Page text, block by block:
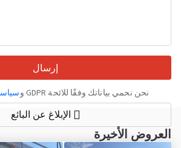
إرسال
نحن نحمي بياناتك وفقًا للائحة GDPR و
الإبلاغ عن البائع
العروض الأخيرة